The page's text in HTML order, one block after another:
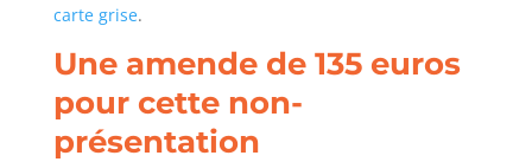
carte grise.
Une amende de 135 euros
pour cette non-
présentation